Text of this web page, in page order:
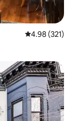
평점 4.98점(5
4.98 (321)